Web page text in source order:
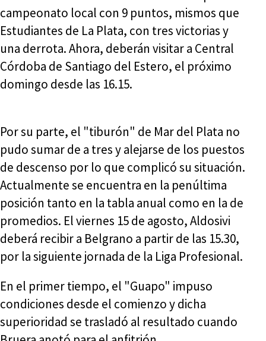
campeonato local con 9 puntos, mismos que
Estudiantes de La Plata, con tres victorias y
una derrota. Ahora, deberán visitar a Central
Córdoba de Santiago del Estero, el próximo
domingo desde las 16.15.
Por su parte, el "tiburón" de Mar del Plata no
pudo sumar de a tres y alejarse de los puestos
de descenso por lo que complicó su situación.
Actualmente se encuentra en la penúltima
posición tanto en la tabla anual como en la de
promedios. El viernes 15 de agosto, Aldosivi
deberá recibir a Belgrano a partir de las 15.30,
por la siguiente jornada de la Liga Profesional.
En el primer tiempo, el "Guapo" impuso
condiciones desde el comienzo y dicha
superioridad se trasladó al resultado cuando